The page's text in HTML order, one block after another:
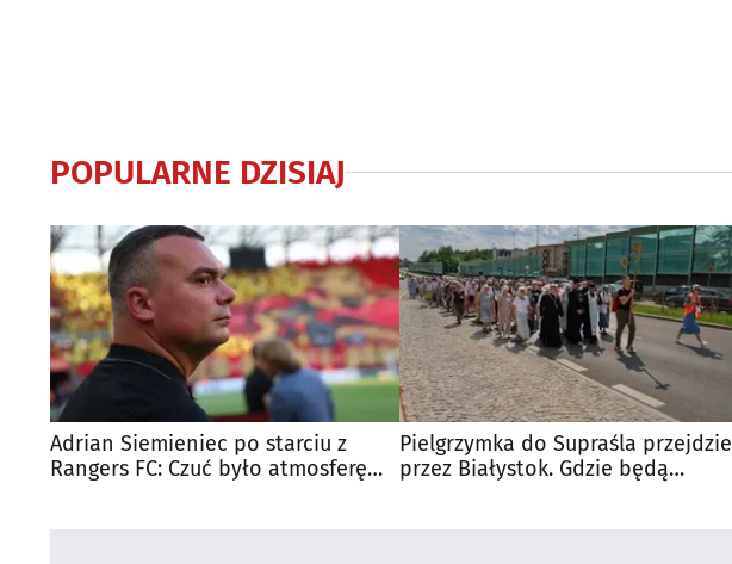
POPULARNE DZISIAJ
Adrian Siemieniec po starciu z
Rangers FC: Czuć było atmosferę
Pielgrzymka do Supraśla przejdzie
przez Białystok. Gdzie będą